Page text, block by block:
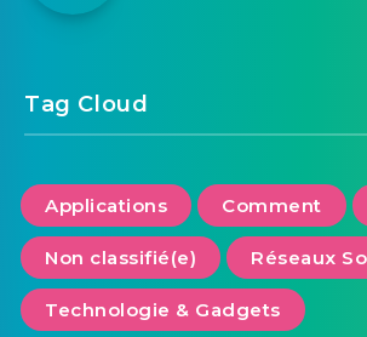
Tag Cloud
Applications Comment
Non classifié(e) Réseaux
Technologie & Gadgets